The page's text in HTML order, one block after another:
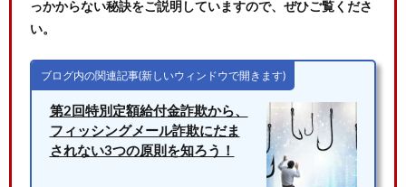
っかからない秘訣をご説明していますので、ぜひご覧くださ
い。
ブログ内の関連記事(新しいウィンドウで開きます)
第2回特別定額給付金詐欺から、
フィッシングメール詐欺にだま
されない3つの原則を知ろう！